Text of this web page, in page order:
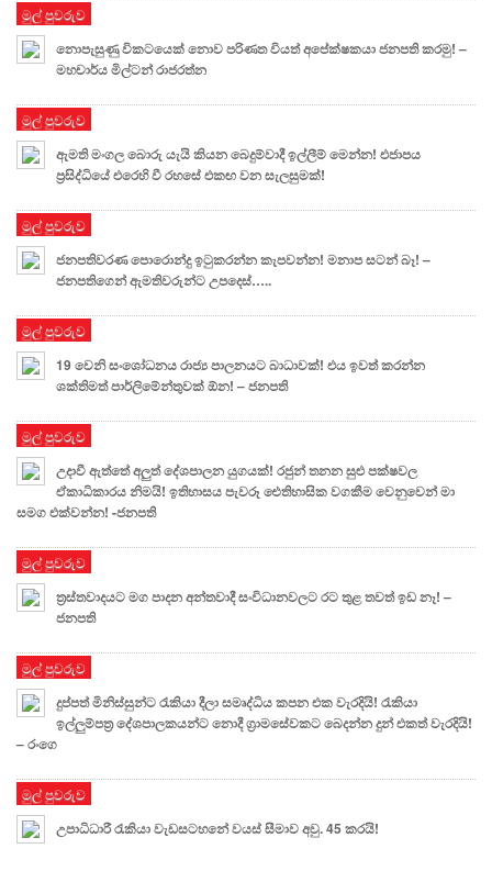
මුල් පුවරුව
නොපැසුණු විකටයෙක් නොව පරිණත වියත් අපේක්ෂකයා ජනපති කරමු! –
මහචාර්ය මිල්ටන් රාජරත්න
මුල් පුවරුව
ඇමති මංගල බොරු යැයි කියන බෙදුම්වාදී ඉල්ලීම් මෙන්න! එජාපය
ප්‍රසිද්ධියේ එරෙහි වී රහසේ එකඟ වන සැලසුමක්!
මුල් පුවරුව
ජනපතිවරණ පොරොන්දු ඉටුකරන්න කැපවන්න! මනාප සටන් බෑ! –
ජනපතිගෙන් ඇමතිවරුන්ට උපදෙස්…..
මුල් පුවරුව
19 වෙනි සංශෝධනය රාජ්‍ය පාලනයට බාධාවක්! එය ඉවත් කරන්න
ශක්තිමත් පාර්ලිමේන්තුවක් ඕන! – ජනපති
මුල් පුවරුව
උදාවී ඇත්තේ අලුත් දේශපාලන යුගයක්! රජුන් තනන සුළු පක්ෂවල
ඒකාධිකාරය නිමයි! ඉතිහාසය පැවරූ ඓතිහාසික වගකීම වෙනුවෙන් මා
සමග එක්වන්න! -ජනපති
මුල් පුවරුව
ත්‍රස්තවාදයට මග පාදන අන්තවාදී සංවිධානවලට රට තුළ තවත් ඉඩ නෑ! –
ජනපති
මුල් පුවරුව
දුප්පත් මිනිස්සුන්ට රැකියා දීලා සමෘද්ධිය කපන එක වැරදියි! රැකියා
ඉල්ලුම්පත්‍ර දේශපාලකයන්ට නොදී ග්‍රාමසේවකට බෙදන්න දුන් එකත් වැරදියි!
– රංගෙ
මුල් පුවරුව
උපාධිධාරී රැකියා වැඩසටහනේ වයස් සීමාව අවු. 45 කරයි!